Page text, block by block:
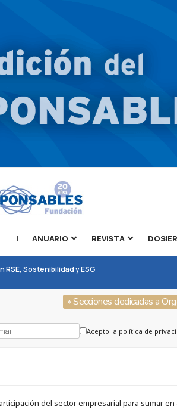
| ANUARIO REVISTA
Sostenibilidad y ESG
» Secciones dedicadas a
Acepto la política de
del sector empresarial para sumar